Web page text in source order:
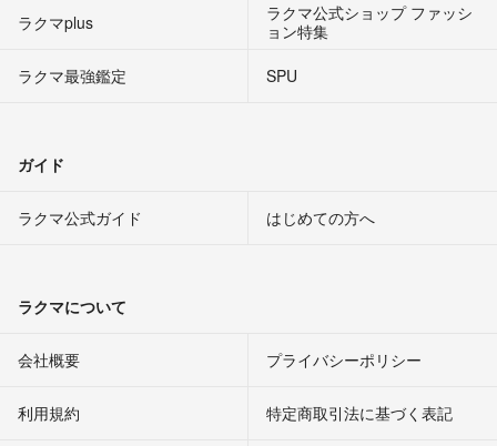
ラクマplus
ラクマ公式ショップ ファッシ
ョン特集
ラクマ最強鑑定
SPU
ガイド
ラクマ公式ガイド はじめての方へ
ラクマについて
会社概要 プライバシーポリシー
利用規約 特定商取引法に基づく表記